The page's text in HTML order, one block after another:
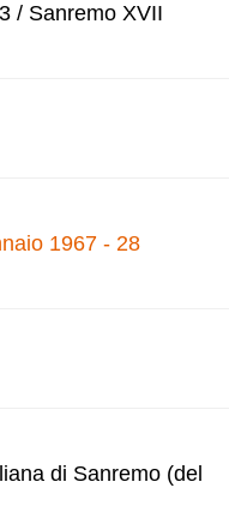
/ Sanremo XVII
1967 - 28
di Sanremo (del